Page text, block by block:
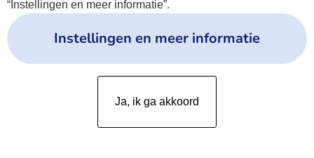
“Instellingen en meer informatie”.
Instellingen en meer informatie
Ja, ik ga akkoord
Privacyverklaring
Cookies